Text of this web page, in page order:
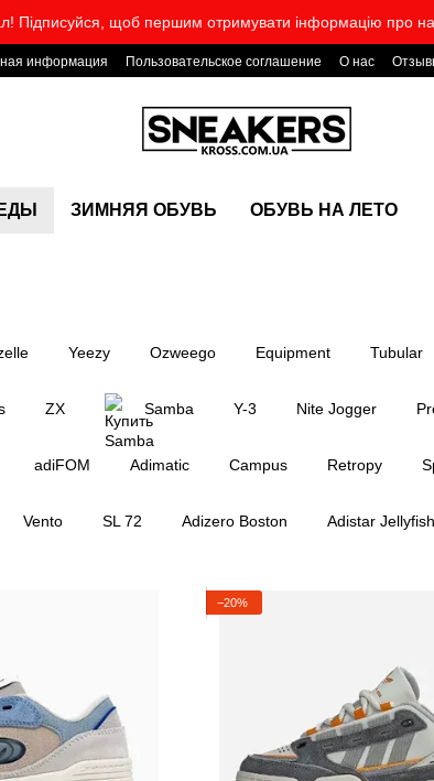
Підписуйся, щоб першим отримувати інформацію про
информация Пользовательское соглашение О нас
ЗИМНЯЯ ОБУВЬ ОБУВЬ НА ЛЕТО
Yeezy Ozweego Equipment Tubular
ZX Samba Y-3 Nite Jogger
adiFOM Adimatic Campus Retropy
Vento SL 72 Adizero Boston Adistar Jellyfish
−20%